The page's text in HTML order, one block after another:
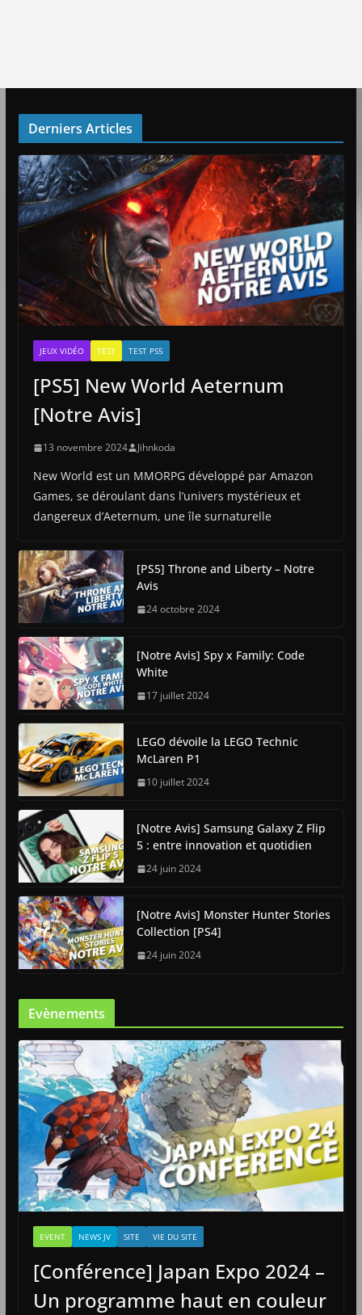
Derniers Articles
JEUX VIDÉO TEST TEST PS5
[PS5] New World Aeternum
[Notre Avis]
13 novembre 2024 Jihnkoda
New World est un MMORPG développé par Amazon
Games, se déroulant dans l’univers mystérieux et
dangereux d’Aeternum, une île surnaturelle
[PS5] Throne and Liberty – Notre
Avis
24 octobre 2024
[Notre Avis] Spy x Family: Code
White
17 juillet 2024
LEGO dévoile la LEGO Technic
McLaren P1
10 juillet 2024
[Notre Avis] Samsung Galaxy Z Flip
5 : entre innovation et quotidien
24 juin 2024
[Notre Avis] Monster Hunter Stories
Collection [PS4]
24 juin 2024
Evènements
EVENT NEWS JV SITE VIE DU SITE
[Conférence] Japan Expo 2024 –
Un programme haut en couleur